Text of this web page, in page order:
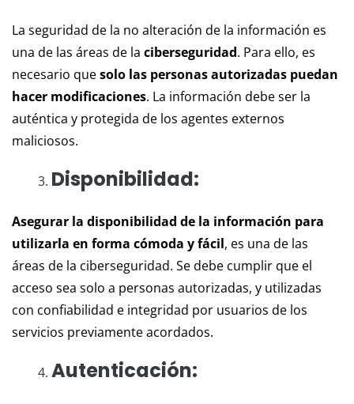
La seguridad de la no alteración de la información es
una de las áreas de la ciberseguridad. Para ello, es
necesario quesolo las personas autorizadas puedan
hacer modificaciones. La información debe ser la
auténtica y protegida de los agentes externos
maliciosos.
Disponibilidad:
Asegurar la disponibilidad de la información para
utilizarla en forma cómoda y fácil, es una de las
áreas de la ciberseguridad. Se debe cumplir que el
acceso sea solo a personas autorizadas, y utilizadas
con confiabilidad e integridad por usuarios de los
servicios previamente acordados.
Autenticación: